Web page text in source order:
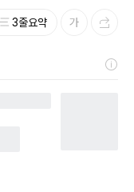
3줄요약